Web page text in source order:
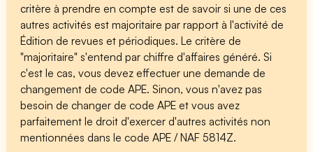
critère à prendre en compte est de savoir si une de ces
autres activités est majoritaire par rapport à l'activité de
Édition de revues et périodiques. Le critère de
"majoritaire" s'entend par chiffre d'affaires généré. Si
c'est le cas, vous devez effectuer une demande de
changement de code APE. Sinon, vous n'avez pas
besoin de changer de code APE et vous avez
parfaitement le droit d'exercer d'autres activités non
mentionnées dans le code APE / NAF 5814Z.